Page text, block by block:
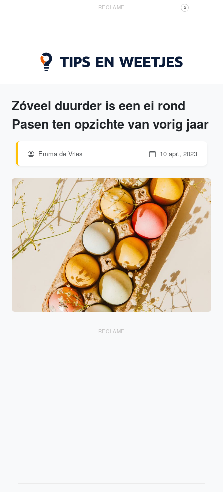
RECLAME X
Zóveel duurder is een ei rond
Pasen ten opzichte van vorig jaar
Emma de Vries 10 apr., 2023
RECLAME